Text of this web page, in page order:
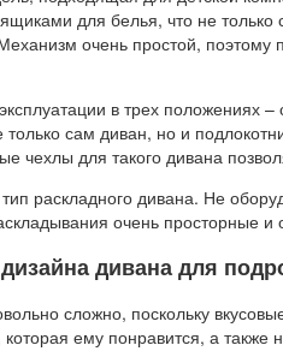
для белья, что не
очень простой, поэтому
в трех положениях
сам диван, но и
чехлы для такого дивана
раскладного дивана. Не
очень просторные
дивана для
сложно, поскольку
ему понравится, а также